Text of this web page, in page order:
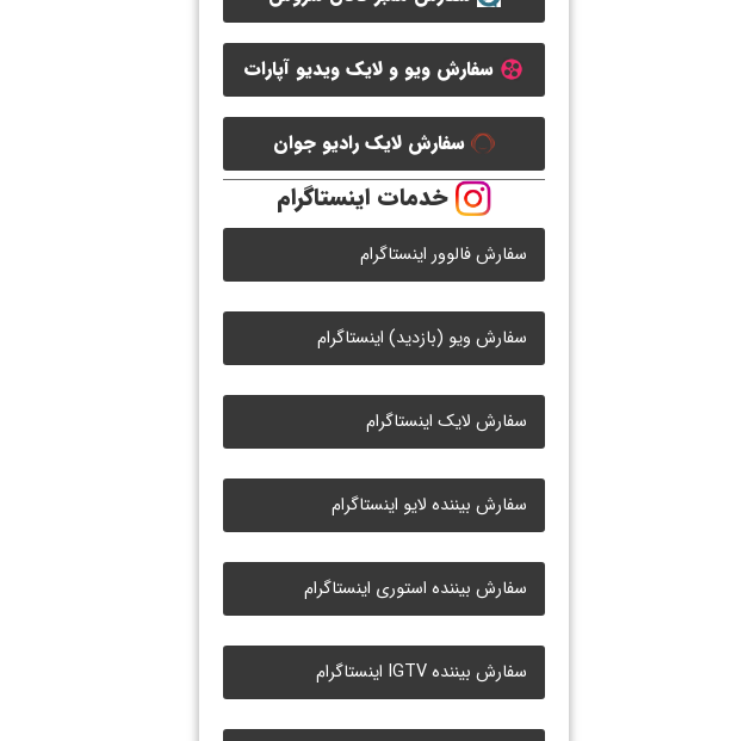
سفارش ویو و لایک ویدیو آپارات
سفارش لایک رادیو جوان
خدمات اینستاگرام
سفارش فالوور اینستاگرام
سفارش ویو (بازدید) اینستاگرام
سفارش لایک اینستاگرام
سفارش بیننده لایو اینستاگرام
سفارش بیننده استوری اینستاگرام
سفارش بیننده IGTV اینستاگرام